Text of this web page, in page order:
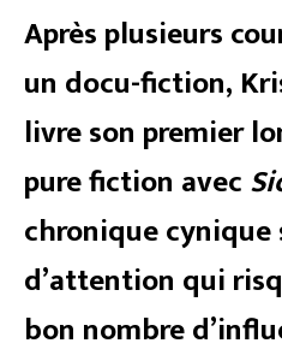
Après plusieurs
un docu-fiction,
livre son premier
pure fiction avec
chronique cynique
d’attention qui
bon nombre